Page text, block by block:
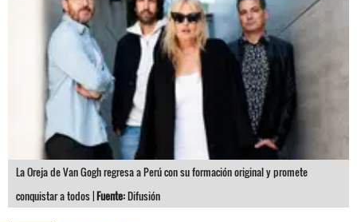
La Oreja de Van Gogh regresa a Perú con su formación original y promete
conquistar a todos |Fuente:Difusión